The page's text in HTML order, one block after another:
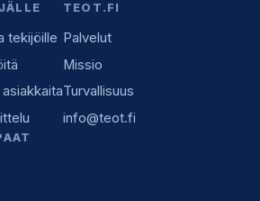
tekijöille
asiakkaita
TEOT.FI
Palvelut
Missio
Turvallisuus
info@teot.fi